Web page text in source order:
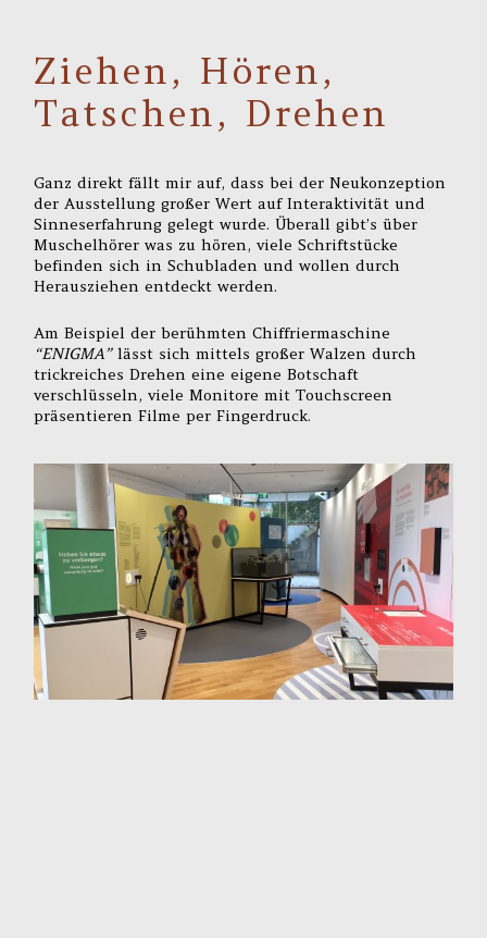
Ziehen, Hören,
Tatschen, Drehen
Ganz direkt fällt mir auf, dass bei der Neukonzeption
der Ausstellung großer Wert auf Interaktivität und
Sinneserfahrung gelegt wurde. Überall gibt’s über
Muschelhörer was zu hören, viele Schriftstücke
befinden sich in Schubladen und wollen durch
Herausziehen entdeckt werden.
Am Beispiel der berühmten Chiffriermaschine
“ENIGMA”lässt sich mittels großer Walzen durch
trickreiches Drehen eine eigene Botschaft
verschlüsseln, viele Monitore mit Touchscreen
präsentieren Filme per Fingerdruck.